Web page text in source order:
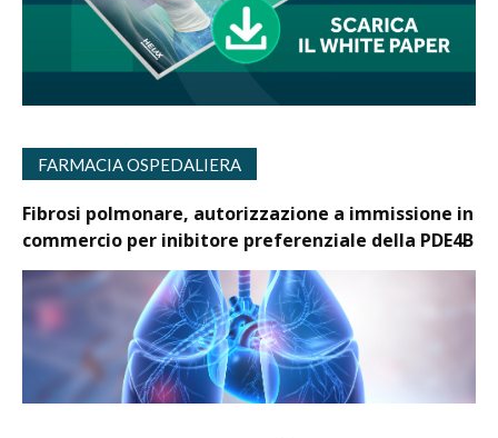
FARMACIA OSPEDALIERA
Fibrosi polmonare, autorizzazione a immissione in
commercio per inibitore preferenziale della PDE4B